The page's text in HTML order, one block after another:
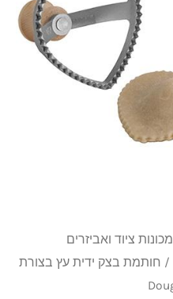
מכונות ציוד ואביזרים
/ חותמת בצק ידית עץ בצורת